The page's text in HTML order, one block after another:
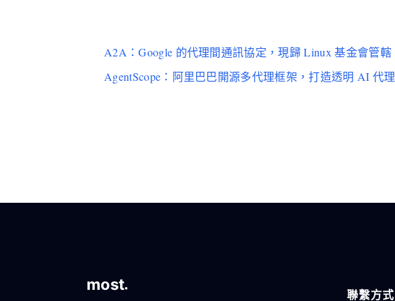
A2A：Google 的代理間通訊協定，現歸 Linux 基金會管轄
AgentScope：阿里巴巴開源多代理框架，打造透明 AI 代理
聯繫方式